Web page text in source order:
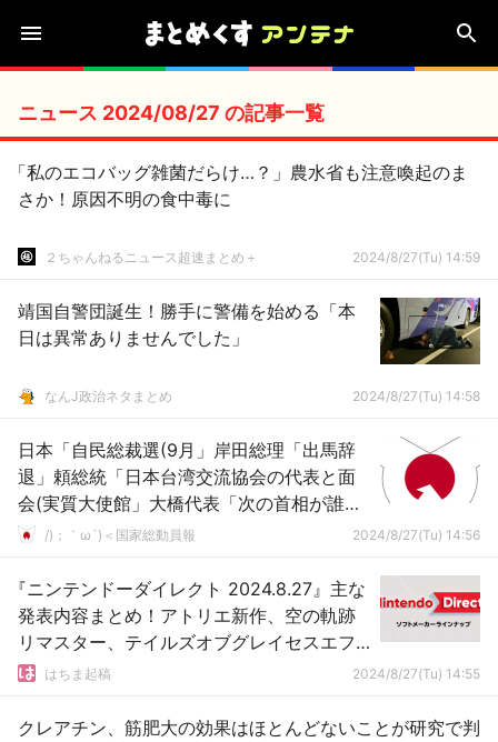
ニュース 2024/08/27 の記事一覧
「私のエコバッグ雑菌だらけ…？」農水省も注意喚起のま
さか！原因不明の食中毒に
２ちゃんねるニュース超速まとめ＋ 2024/8/27(Tu) 14:59
靖国自警団誕生！勝手に警備を始める「本
日は異常ありませんでした」
なんJ政治ネタまとめ 2024/8/27(Tu) 14:58
日本「自民総裁選(9月」岸田総理「出馬辞
退」頼総統「日本台湾交流協会の代表と面
会(実質大使館」大橋代表「次の首相が誰に
なっても日台関係は揺るがない(断言」→
/)；｀ω´)＜国家総動員報 2024/8/27(Tu) 14:56
『ニンテンドーダイレクト 2024.8.27』主な
発表内容まとめ！アトリエ新作、空の軌跡
リマスター、テイルズオブグレイセスエフ
リマスターなどなど
はちま起稿 2024/8/27(Tu) 14:55
クレアチン、筋肥大の効果はほとんどないことが研究で判